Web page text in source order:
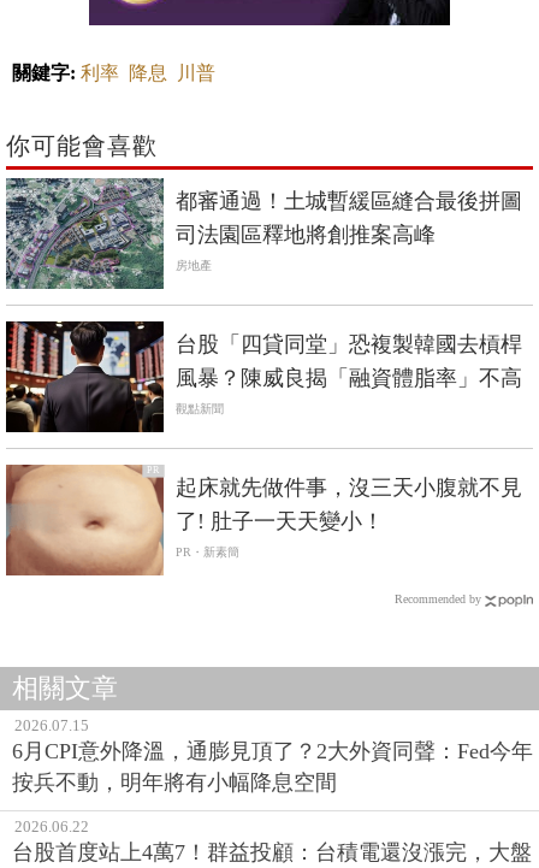
關鍵字: 利率 降息 川普
你可能會喜歡
都審通過！土城暫緩區縫合最後拼圖
司法園區釋地將創推案高峰
房地產
台股「四貸同堂」恐複製韓國去槓桿
風暴？陳威良揭「融資體脂率」不高
觀點新聞
PR
起床就先做件事，沒三天小腹就不見
了! 肚子一天天變小！
PR・新素簡
Recommended by
相關文章
2026.07.15
6月CPI意外降溫，通膨見頂了？2大外資同聲：Fed今年
按兵不動，明年將有小幅降息空間
2026.06.22
台股首度站上4萬7！群益投顧：台積電還沒漲完，大盤